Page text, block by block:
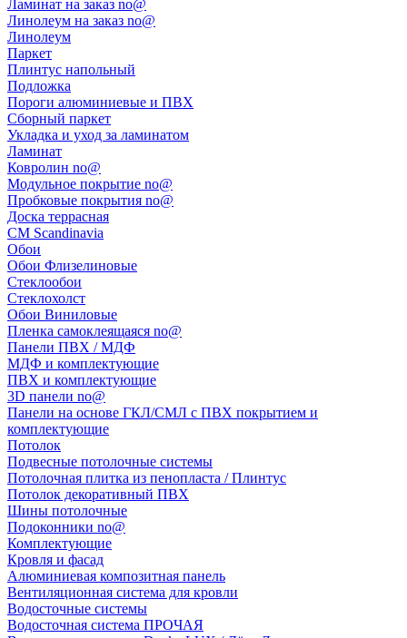
Ламинат на заказ no@
Линолеум на заказ no@
Линолеум
Паркет
Плинтус напольный
Подложка
Пороги алюминиевые и ПВХ
Сборный паркет
Укладка и уход за ламинатом
Ламинат
Ковролин no@
Модульное покрытие no@
Пробковые покрытия no@
Доска террасная
CM Scandinavia
Обои
Обои Флизелиновые
Стеклообои
Стеклохолст
Обои Виниловые
Пленка самоклеящаяся no@
Панели ПВХ / МДФ
МДФ и комплектующие
ПВХ и комплектующие
3D панели no@
Панели на основе ГКЛ/СМЛ с ПВХ покрытием и
комплектующие
Потолок
Подвесные потолочные системы
Потолочная плитка из пенопласта / Плинтус
Потолок декоративный ПВХ
Шины потолочные
Подоконники no@
Комплектующие
Кровля и фасад
Алюминиевая композитная панель
Вентиляционная система для кровли
Водосточные системы
Водосточная система ПРОЧАЯ